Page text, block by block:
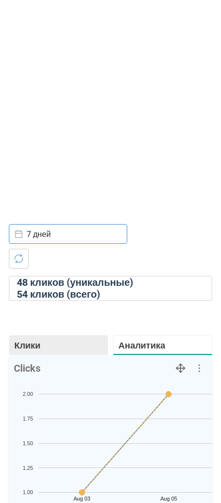
48кликов (уникальные)
54кликов (всего)
7 дней
Клики Аналитика
Clicks
Aug 03 Aug 05
1.00
1.25
1.50
1.75
2.00